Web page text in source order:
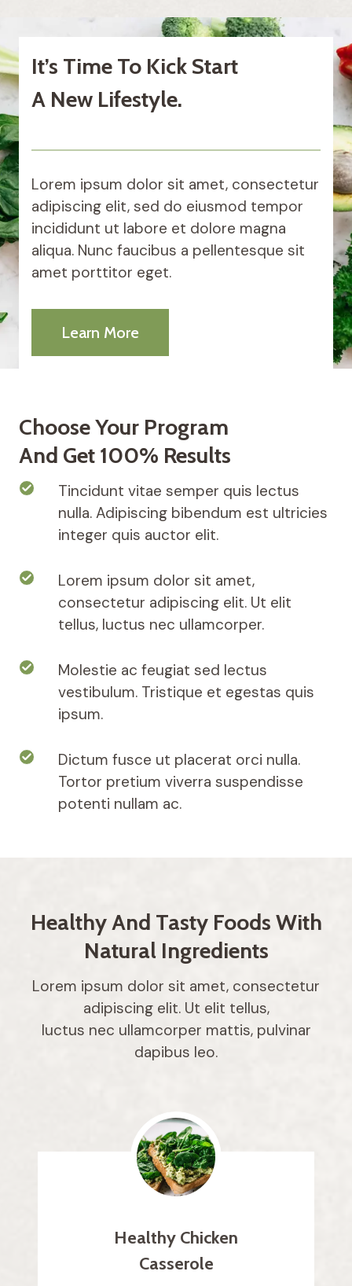
It’s Time To Kick Start
A New Lifestyle.
Lorem ipsum dolor sit amet, consectetur
adipiscing elit, sed do eiusmod tempor
incididunt ut labore et dolore magna
aliqua. Nunc faucibus a pellentesque sit
amet porttitor eget.
Learn More
Choose Your Program
And Get 100% Results
Tincidunt vitae semper quis lectus
nulla. Adipiscing bibendum est ultricies
integer quis auctor elit.
Lorem ipsum dolor sit amet,
consectetur adipiscing elit. Ut elit
tellus, luctus nec ullamcorper.
Molestie ac feugiat sed lectus
vestibulum. Tristique et egestas quis
ipsum.
Dictum fusce ut placerat orci nulla.
Tortor pretium viverra suspendisse
potenti nullam ac.
Healthy And Tasty Foods With
Natural Ingredients
Lorem ipsum dolor sit amet, consectetur
adipiscing elit. Ut elit tellus,
luctus nec ullamcorper mattis, pulvinar
dapibus leo.
Healthy Chicken
Casserole